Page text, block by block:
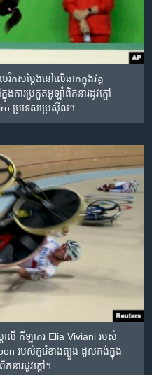
ក​សម្តែង​នៅ​លើ​ឆាក​ក្នុង​វគ្គ​
នុង​ការ​ប្រកួត​អូឡាំពិក​នា​រដូវ​ក្តៅ
ប្រទេស​ប្រេស៊ីល។
ាលី កីឡាករ Elia Viviani របស់​
របស់​កូរ៉េ​ខាង​ត្បូង ដួល​កង់​ក្នុង​
នា​រដូវ​ក្តៅ។